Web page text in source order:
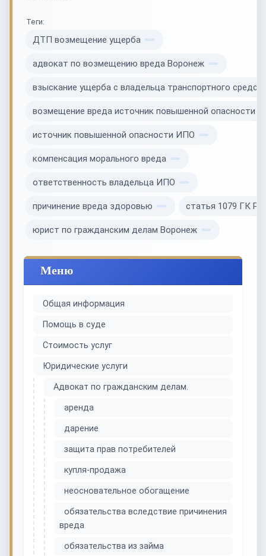
Теги:
ДТП возмещение ущерба
адвокат по возмещению вреда Воронеж
взыскание ущерба с владельца транспортного
возмещение вреда источник повышенной опасности
источник повышенной опасности ИПО
компенсация морального вреда
ответственность владельца ИПО
причинение вреда здоровью статья 1079 ГК
юрист по гражданским делам Воронеж
Меню
Общая информация
Помощь в суде
Стоимость услуг
Юридические услуги
Адвокат по гражданским делам.
аренда
дарение
защита прав потребителей
купля-продажа
неосновательное обогащение
обязательства вследствие причинения
вреда
обязательства из займа